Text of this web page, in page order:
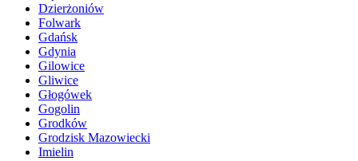
Dzierżoniów
Folwark
Gdańsk
Gdynia
Gilowice
Gliwice
Głogówek
Gogolin
Grodków
Grodzisk Mazowiecki
Imielin